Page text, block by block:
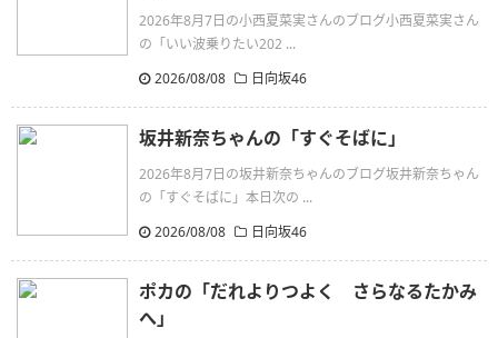
2026年8月7日の小西夏菜実さんのブログ小西夏菜実さん
の「いい波乗りたい202 ...
2026/08/08
日向坂46
坂井新奈ちゃんの「すぐそばに」
2026年8月7日の坂井新奈ちゃんのブログ坂井新奈ちゃん
の「すぐそばに」本日次の ...
2026/08/08
日向坂46
ポカの「だれよりつよく さらなるたかみ
へ」